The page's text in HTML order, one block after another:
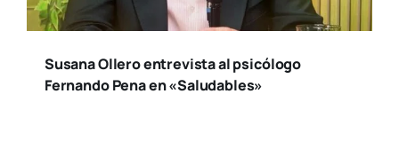
Susana Ollero entrevista al psicólogo
Fernando Pena en «Saludables»